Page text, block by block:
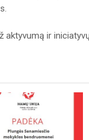
aktyvumą ir